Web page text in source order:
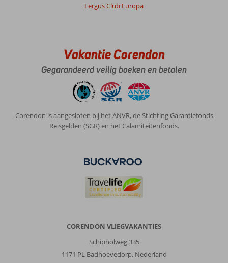
Fergus Club Europa
Vakantie Corendon
Gegarandeerd veilig boeken en betalen
Corendon is aangesloten bij het ANVR, de Stichting Garantiefonds
Reisgelden (SGR) en het Calamiteitenfonds.
CORENDON VLIEGVAKANTIES
Schipholweg 335
1171 PL Badhoevedorp, Nederland